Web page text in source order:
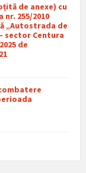
de anexe) cu
255/2010
„Autostrada de
sector Centura
de